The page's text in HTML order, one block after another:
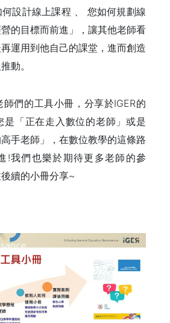
設計線上課程 、 您如何規劃線
的目標而前進」，讓其他老師看
運用到他自己的課堂，進而創造
動。
們的工具小冊，分享於IGER的
是「正在走入數位的老師」或是
高手老師」，在數位教學的這條路
!我們也樂於期待更多老師的參
續的小冊分享~